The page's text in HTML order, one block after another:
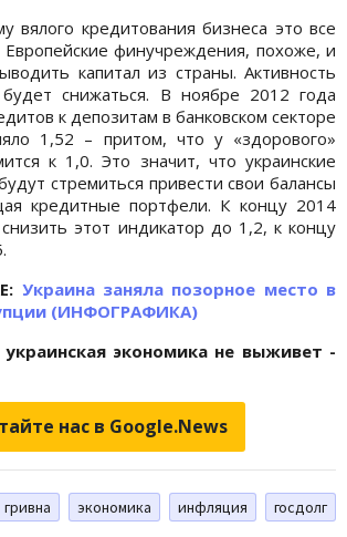
вялого кредитования бизнеса это все
финучреждения, похоже, и
капитал из страны. Активность
снижаться. В ноябре 2012 года
к депозитам в банковском секторе
1,52 – притом, что у «здорового»
к 1,0. Это значит, что украинские
стремиться привести свои балансы
кредитные портфели. К концу 2014
этот индикатор до 1,2, к концу
Украина заняла позорное место в
(ИНФОГРАФИКА)
экономика не выживет -
нас в Google.News
гривна экономика инфляция госдолг